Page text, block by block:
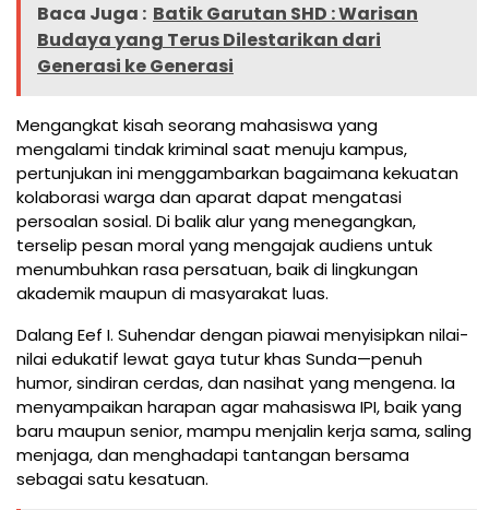
Baca Juga : Batik Garutan SHD : Warisan
Budaya yang Terus Dilestarikan dari
Generasi ke Generasi
Mengangkat kisah seorang mahasiswa yang
mengalami tindak kriminal saat menuju kampus,
pertunjukan ini menggambarkan bagaimana kekuatan
kolaborasi warga dan aparat dapat mengatasi
persoalan sosial. Di balik alur yang menegangkan,
terselip pesan moral yang mengajak audiens untuk
menumbuhkan rasa persatuan, baik di lingkungan
akademik maupun di masyarakat luas.
Dalang Eef I. Suhendar dengan piawai menyisipkan nilai-
nilai edukatif lewat gaya tutur khas Sunda—penuh
humor, sindiran cerdas, dan nasihat yang mengena. Ia
menyampaikan harapan agar mahasiswa IPI, baik yang
baru maupun senior, mampu menjalin kerja sama, saling
menjaga, dan menghadapi tantangan bersama
sebagai satu kesatuan.